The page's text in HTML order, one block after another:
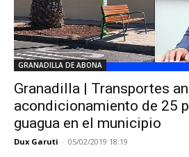
GRANADILLA DE ABONA
Granadilla | Transportes
acondicionamiento de 25
guagua en el municipio
Dux Garuti - 05/02/2019 18:19